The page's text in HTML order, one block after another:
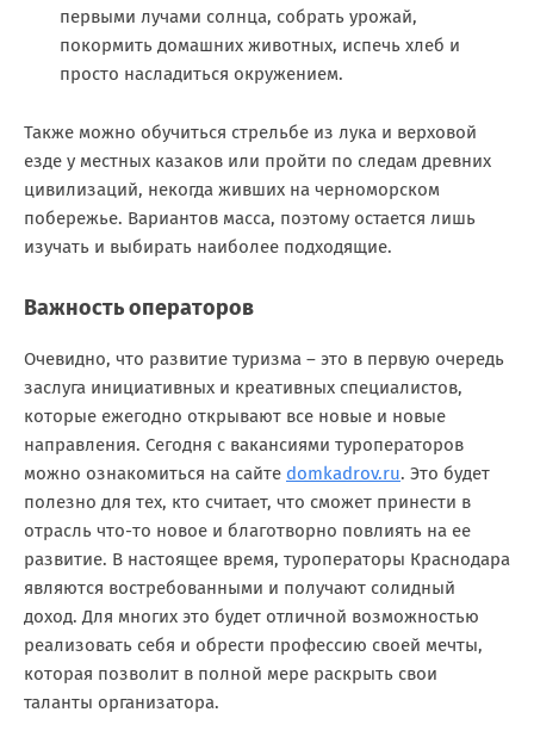
первыми лучами солнца, собрать урожай,
покормить домашних животных, испечь хлеб и
просто насладиться окружением.
Также можно обучиться стрельбе из лука и верховой
езде у местных казаков или пройти по следам древних
цивилизаций, некогда живших на черноморском
побережье. Вариантов масса, поэтому остается лишь
изучать и выбирать наиболее подходящие.
Важность операторов
Очевидно, что развитие туризма – это в первую очередь
заслуга инициативных и креативных специалистов,
которые ежегодно открывают все новые и новые
направления. Сегодня с вакансиями туроператоров
можно ознакомиться на сайте domkadrov.ru. Это будет
полезно для тех, кто считает, что сможет принести в
отрасль что-то новое и благотворно повлиять на ее
развитие. В настоящее время, туроператоры Краснодара
являются востребованными и получают солидный
доход. Для многих это будет отличной возможностью
реализовать себя и обрести профессию своей мечты,
которая позволит в полной мере раскрыть свои
таланты организатора.